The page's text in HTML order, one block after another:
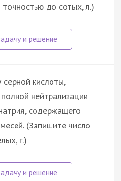
до сотых, л.)
серной кислоты,
нейтрализации
содержащего
(Запишите число
г.)